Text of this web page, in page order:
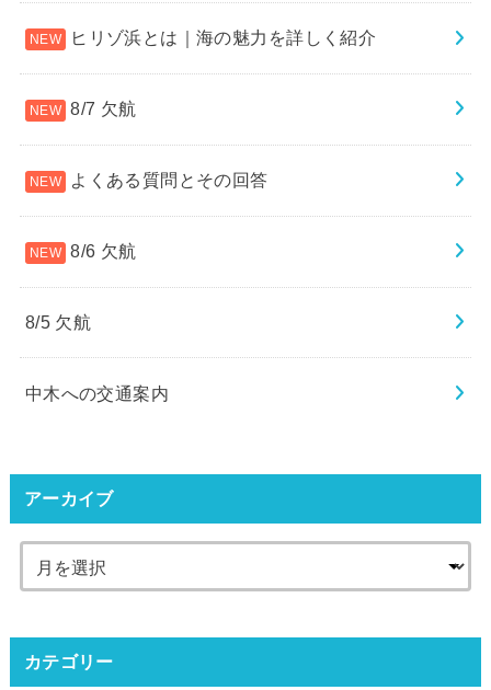
ヒリゾ浜とは｜海の魅力を詳しく紹介
8/7 欠航
よくある質問とその回答
8/6 欠航
8/5 欠航
中木への交通案内
アーカイブ
カテゴリー